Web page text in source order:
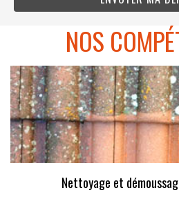
NOS
Nettoyage et